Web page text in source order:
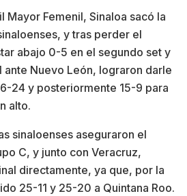
Mayor Femenil, Sinaloa sacó la
y tras perder el
abajo 0-5 en el segundo set y
ante Nuevo León, lograron darle
24 y posteriormente 15-9 para
alto.
sinaloenses aseguraron el
C, y junto con Veracruz,
directamente, ya que, por la
25-11 y 25-20 a Quintana Roo.